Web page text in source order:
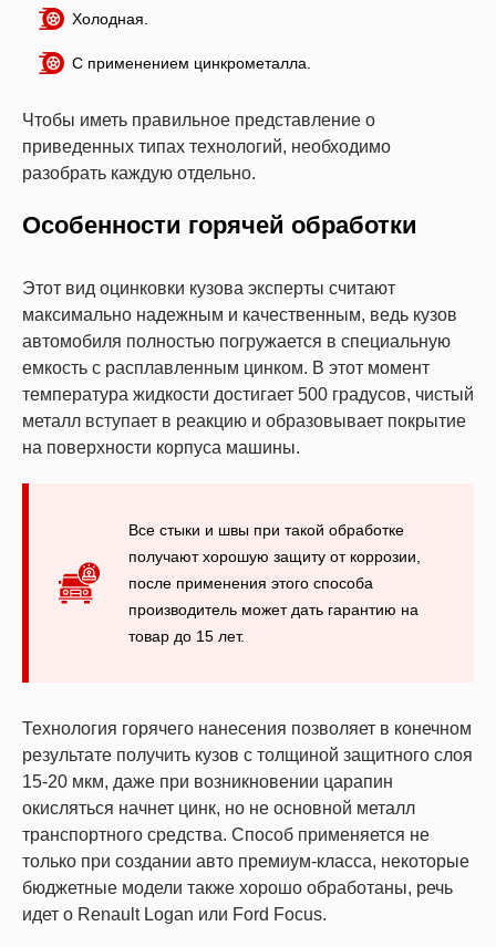
Холодная.
С применением цинкрометалла.
Чтобы иметь правильное представление о
приведенных типах технологий, необходимо
разобрать каждую отдельно.
Особенности горячей обработки
Этот вид оцинковки кузова эксперты считают
максимально надежным и качественным, ведь кузов
автомобиля полностью погружается в специальную
емкость с расплавленным цинком. В этот момент
температура жидкости достигает 500 градусов, чистый
металл вступает в реакцию и образовывает покрытие
на поверхности корпуса машины.
Все стыки и швы при такой обработке
получают хорошую защиту от коррозии,
после применения этого способа
производитель может дать гарантию на
товар до 15 лет.
Технология горячего нанесения позволяет в конечном
результате получить кузов с толщиной защитного слоя
15-20 мкм, даже при возникновении царапин
окисляться начнет цинк, но не основной металл
транспортного средства. Способ применяется не
только при создании авто премиум-класса, некоторые
бюджетные модели также хорошо обработаны, речь
идет о Renault Logan или Ford Focus.